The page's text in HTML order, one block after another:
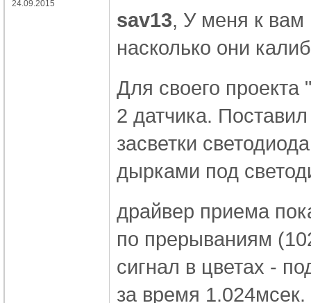
24.09.2015
sav13, У меня к вам
насколько они
Для своего проекта
2 датчика.
засветки
дырками под
драйвер приема
по прерываниям
сигнал в цветах -
за время